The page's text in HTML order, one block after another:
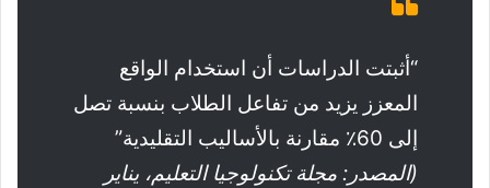
“أثبتت الدراسات أن استخدام الواقع
المعزز يزيد من تفاعل الطلاب بنسبة تصل
إلى 60٪ مقارنة بالأساليب التقليدية”
(المصدر: مجلة تكنولوجيا التعليم، يناير